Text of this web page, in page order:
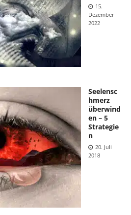
15.
Dezember
2022
Seelensc
hmerz
überwind
en – 5
Strategie
n
20. Juli
2018